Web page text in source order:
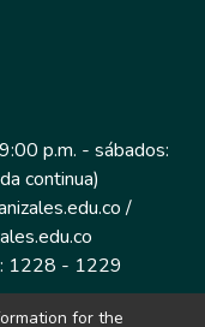
p.m. - sábados:
continua)
/
1228 - 1229
for the